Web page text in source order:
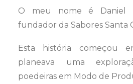
O meu nome é Daniel
fundador da Sabores Santa
Esta história começou
planeava uma
poedeiras em Modo de